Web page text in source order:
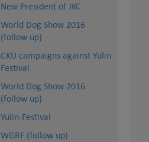
New President of JKC
World Dog Show 2016
(follow up)
CKU campaigns against Yulin
Festival
World Dog Show 2016
(follow up)
Yulin-Festival
WGRF (follow up)